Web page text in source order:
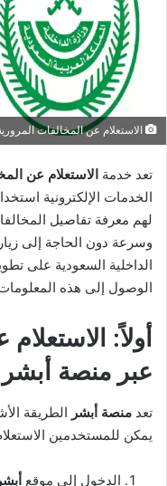
الاستعلام عن المخالفات
تعد خدمة الاستعلام عن
الخدمات الإلكترونية
لهم معرفة تفاصيل
وسرعة دون الحاجة إلى
الداخلية السعودية على
الوصول إلى هذه
أولاً:
عبر منصة أبشر
تعد منصة أبشر الطريقة
يمكن للمستخدمين
الدخول إلى موقع أبشر